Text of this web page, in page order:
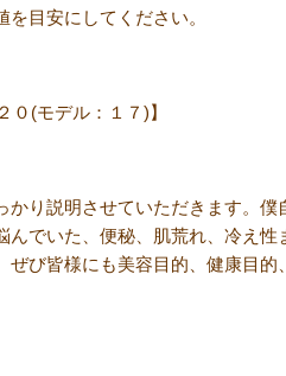
目安にしてください。
０(モデル：１７)】
かり説明させていただきます。僕
んでいた、便秘、肌荒れ、冷え性
ぜび皆様にも美容目的、健康目的